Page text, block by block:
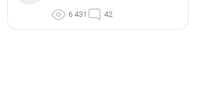
6 431 42